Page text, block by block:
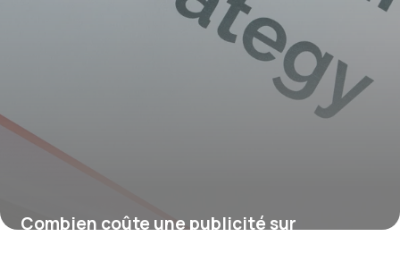
Combien coûte une publicité sur